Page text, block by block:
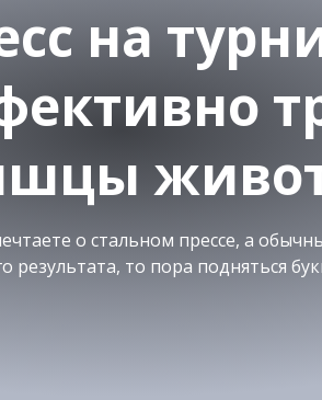
на
о стальном прессе, а
результата, то пора подняться